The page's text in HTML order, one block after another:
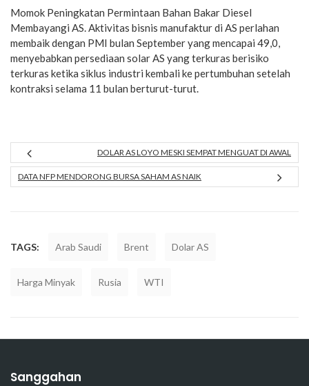
Momok Peningkatan Permintaan Bahan Bakar Diesel
Membayangi AS. Aktivitas bisnis manufaktur di AS perlahan
membaik dengan PMI bulan September yang mencapai 49,0,
menyebabkan persediaan solar AS yang terkuras berisiko
terkuras ketika siklus industri kembali ke pertumbuhan setelah
kontraksi selama 11 bulan berturut-turut.
DOLAR AS LOYO MESKI SEMPAT MENGUAT DI AWAL
DATA NFP MENDORONG BURSA SAHAM AS NAIK
TAGS: Arab Saudi Brent Dolar AS
Harga Minyak Rusia WTI
Sanggahan